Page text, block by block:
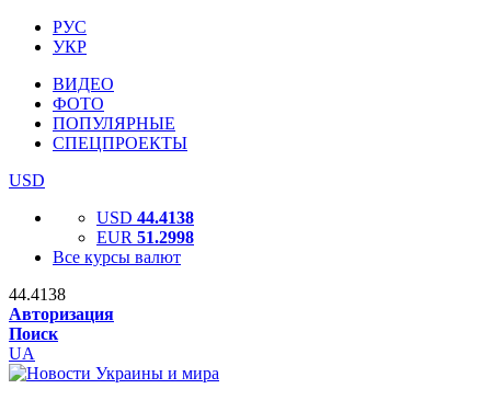
РУС
УКР
ВИДЕО
ФОТО
ПОПУЛЯРНЫЕ
СПЕЦПРОЕКТЫ
USD
USD 44.4138
EUR 51.2998
Все курсы валют
44.4138
Авторизация
Поиск
UA